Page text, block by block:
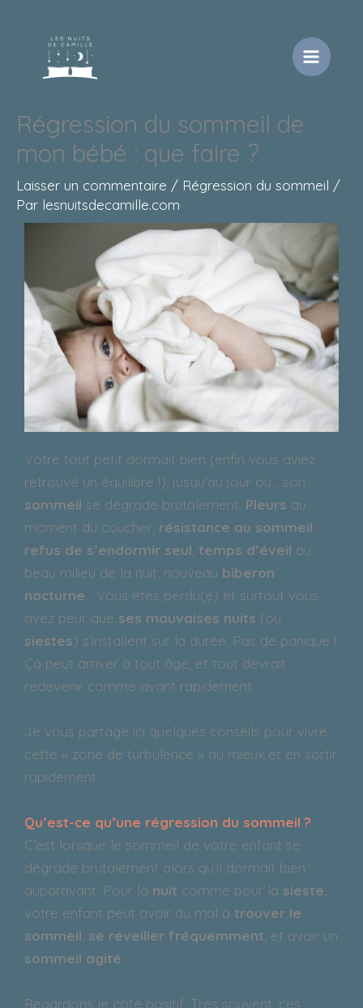
contenu
Régression du sommeil de
mon bébé : que faire ?
Laisser un commentaire / Régression du sommeil /
Par lesnuitsdecamille.com
Votre tout petit dormait bien (enfin vous aviez
retrouvé un équilibre !), jusqu’au jour où… son
sommeil se dégrade brutalement. Pleurs au
moment du coucher, résistance au sommeil,
refus de s’endormir seul, temps d’éveil au
beau milieu de la nuit, nouveau biberon
nocturne… Vous êtes perdu(e) et surtout vous
avez peur que ses mauvaises nuits (ou
siestes) s’installent sur la durée. Pas de panique !
Ça peut arriver à tout âge, et tout devrait
redevenir comme avant rapidement.
Je vous partage ici quelques conseils pour vivre
cette « zone de turbulence » au mieux et en sortir
rapidement.
Qu’est-ce qu’une régression du sommeil ?
C’est lorsque le sommeil de votre enfant se
dégrade brutalement alors qu’il dormait bien
auparavant. Pour la nuit comme pour la sieste,
votre enfant peut avoir du mal à trouver le
sommeil, se réveiller fréquemment, et avoir un
sommeil agité.
Regardons le côté positif. Très souvent, ces